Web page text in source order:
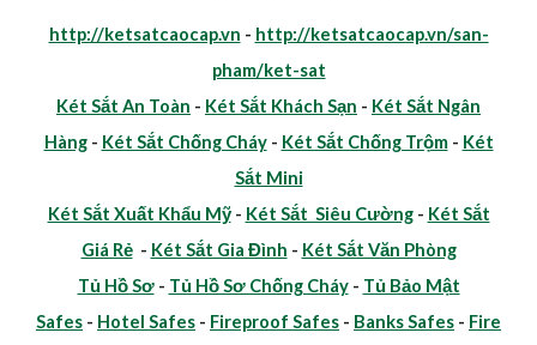
http://ketsatcaocap.vn - http://ketsatcaocap.vn/san-
pham/ket-sat
Két Sắt An Toàn - Két Sắt Khách Sạn - Két Sắt Ngân
Hàng- Két Sắt Chống Cháy- Két Sắt Chống Trộm- Két
Sắt Mini
Két Sắt Xuất Khẩu Mỹ- Két Sắt Siêu Cường- Két Sắt
Giá Rẻ- Két Sắt Gia Đình - Két Sắt Văn Phòng
Tủ Hồ Sơ- Tủ Hồ Sơ Chống Cháy- Tủ Bảo Mật
Safes - Hotel Safes - Fireproof Safes - Banks Safes - Fire